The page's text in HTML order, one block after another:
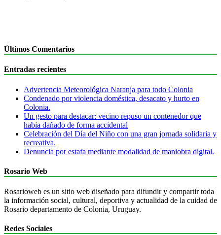
Últimos Comentarios
Entradas recientes
Advertencia Meteorológica Naranja para todo Colonia
Condenado por violencia doméstica, desacato y hurto en
Colonia.
Un gesto para destacar: vecino repuso un contenedor que
había dañado de forma accidental
Celebración del Día del Niño con una gran jornada solidaria y
recreativa.
Denuncia por estafa mediante modalidad de maniobra digital.
Rosario Web
Rosarioweb es un sitio web diseñado para difundir y compartir toda
la información social, cultural, deportiva y actualidad de la cuidad de
Rosario departamento de Colonia, Uruguay.
Redes Sociales